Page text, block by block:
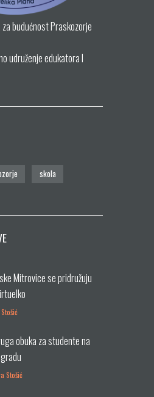
budućnost Praskozorje
udruženje edukatora I
skola
Mitrovice se pridružuju
obuka za studente na
Stošić